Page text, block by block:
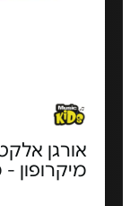
מיקרופון